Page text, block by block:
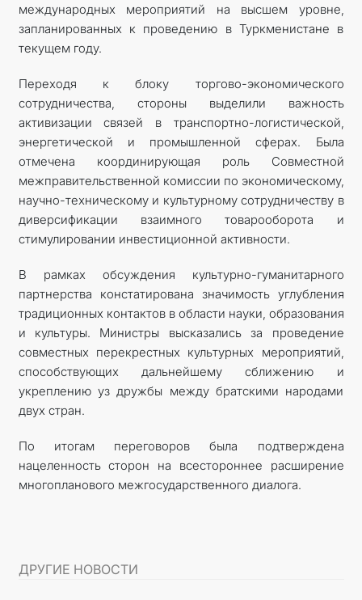
международных мероприятий на высшем уровне,
запланированных к проведению в Туркменистане в
текущем году.
Переходя к блоку торгово-экономического
сотрудничества, стороны выделили важность
активизации связей в транспортно-логистической,
энергетической и промышленной сферах. Была
отмечена координирующая роль Совместной
межправительственной комиссии по экономическому,
научно-техническому и культурному сотрудничеству в
диверсификации взаимного товарооборота и
стимулировании инвестиционной активности.
В рамках обсуждения культурно-гуманитарного
партнерства констатирована значимость углубления
традиционных контактов в области науки, образования
и культуры. Министры высказались за проведение
совместных перекрестных культурных мероприятий,
способствующих дальнейшему сближению и
укреплению уз дружбы между братскими народами
двух стран.
По итогам переговоров была подтверждена
нацеленность сторон на всестороннее расширение
многопланового межгосударственного диалога.
ДРУГИЕ НОВОСТИ